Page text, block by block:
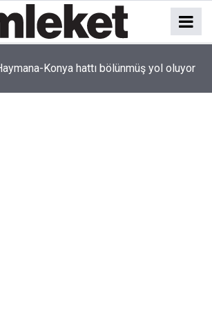
Konya hattı bölünmüş yol oluyor